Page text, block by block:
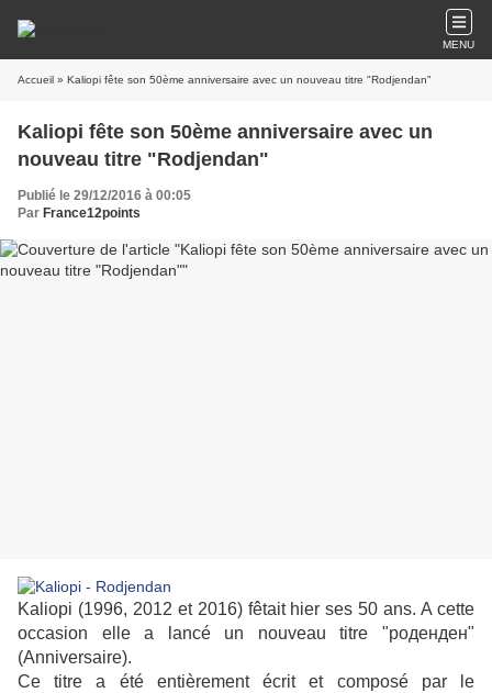
MENU
Accueil » Kaliopi fête son 50ème anniversaire avec un nouveau titre "Rodjendan"
Kaliopi fête son 50ème anniversaire avec un
nouveau titre "Rodjendan"
Publié le 29/12/2016 à 00:05
Par France12points
Kaliopi (1996, 2012 et 2016) fêtait hier ses 50 ans. A cette
occasion elle a lancé un nouveau titre "роденден"
(Anniversaire).
Ce titre a été entièrement écrit et composé par le